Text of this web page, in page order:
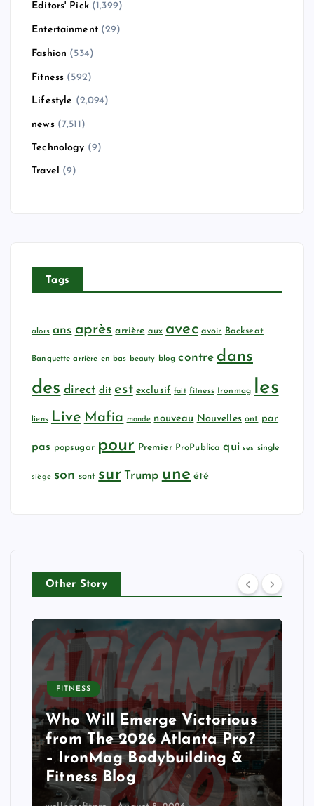
Editors' Pick(1,399)
Entertainment(29)
Fashion (534)
Fitness (592)
Lifestyle (2,094)
news(7,511)
Technology (9)
Travel (9)
Tags
alors ans après arrière aux avec avoir Backseat
Banquette arrière en bas beauty blog contre dans
des direct dit est exclusif fait fitness Ironmag les
liens Live Mafia monde nouveau Nouvelles ont par
pas popsugar pour Premier ProPublica qui ses single
siège son sont sur Trump une été
Other Story
FITNESS
Who Will Emerge Victorious
from The 2026 Atlanta Pro?
– IronMag Bodybuilding &
Fitness Blog